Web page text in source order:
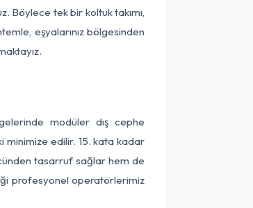
Böylece tek bir koltuk takımı,
eşyalarınız bölgesinden
modüler dış cephe
minimize edilir. 15. kata kadar
tasarruf sağlar hem de
profesyonel operatörlerimiz